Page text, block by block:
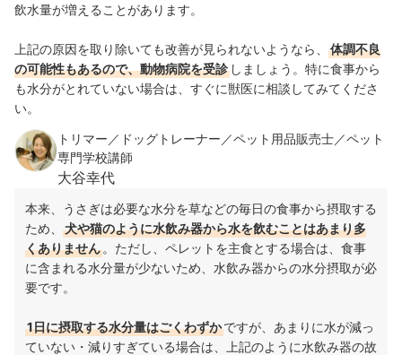
飲水量が増えることがあります。
上記の原因を取り除いても改善が見られないようなら、
体調不良
の可能性もあるので、動物病院を受診 しましょう。特に食事から
も水分がとれていない場合は、すぐに獣医に相談してみてくださ
い。
トリマー／ドッグトレーナー／ペット用品販売士／ペット
専門学校講師
大谷幸代
本来、うさぎは必要な水分を草などの毎日の食事から摂取する
ため、
犬や猫のように水飲み器から水を飲むことはあまり多
くありません 。ただし、ペレットを主食とする場合は、食事
に含まれる水分量が少ないため、水飲み器からの水分摂取が必
要です。
1日に摂取する水分量はごくわずかですが、あまりに水が減っ
ていない・減りすぎている場合は、上記のように水飲み器の故